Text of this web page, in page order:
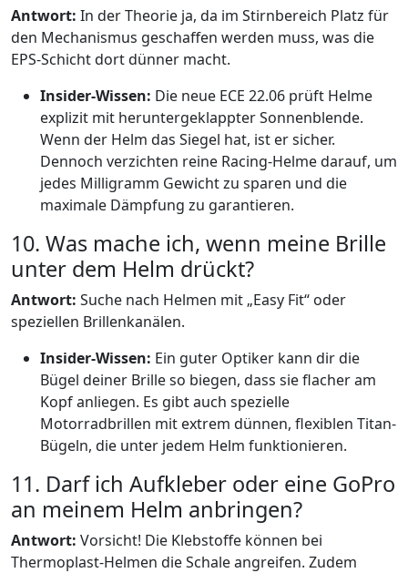
Antwort: In der Theorie ja, da im Stirnbereich Platz für
den Mechanismus geschaffen werden muss, was die
EPS-Schicht dort dünner macht.
Insider-Wissen: Die neue ECE 22.06 prüft Helme
explizit mit heruntergeklappter Sonnenblende.
Wenn der Helm das Siegel hat, ist er sicher.
Dennoch verzichten reine Racing-Helme darauf, um
jedes Milligramm Gewicht zu sparen und die
maximale Dämpfung zu garantieren.
10. Was mache ich, wenn meine Brille
unter dem Helm drückt?
Antwort: Suche nach Helmen mit „Easy Fit“ oder
speziellen Brillenkanälen.
Insider-Wissen: Ein guter Optiker kann dir die
Bügel deiner Brille so biegen, dass sie flacher am
Kopf anliegen. Es gibt auch spezielle
Motorradbrillen mit extrem dünnen, flexiblen Titan-
Bügeln, die unter jedem Helm funktionieren.
11. Darf ich Aufkleber oder eine GoPro
an meinem Helm anbringen?
Antwort: Vorsicht! Die Klebstoffe können bei
Thermoplast-Helmen die Schale angreifen. Zudem